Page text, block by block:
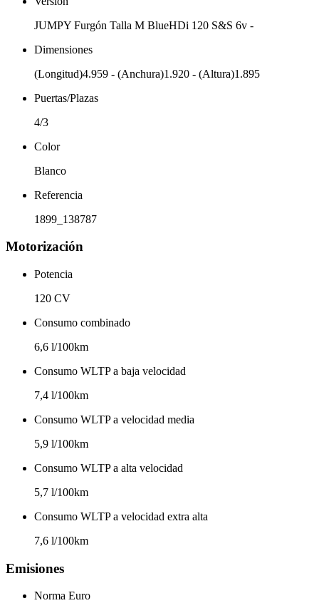
JUMPY Furgón Talla M BlueHDi 120 S&S 6v -
Dimensiones
(Longitud)4.959 - (Anchura)1.920 - (Altura)1.895
Puertas/Plazas
4/3
Color
Blanco
Referencia
1899_138787
Motorización
Potencia
120 CV
Consumo combinado
6,6 l/100km
Consumo WLTP a baja velocidad
7,4 l/100km
Consumo WLTP a velocidad media
5,9 l/100km
Consumo WLTP a alta velocidad
5,7 l/100km
Consumo WLTP a velocidad extra alta
7,6 l/100km
Emisiones
Norma Euro